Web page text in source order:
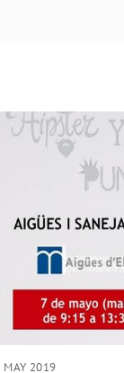
MAY 2019